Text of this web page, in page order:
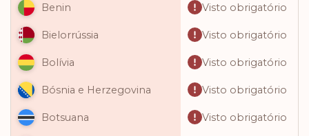
Benin Visto obrigatório
Bielorrússia Visto obrigatório
Bolívia Visto obrigatório
Bósnia e Herzegovina Visto obrigatório
Botsuana Visto obrigatório